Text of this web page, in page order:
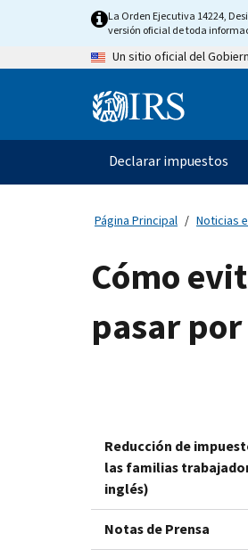
content
La Orden Ejecutiva 14224,
versión oficial de toda
Un sitio oficial del
Navegación
principal
Declarar impuestos
Página Principal Noticias
Cómo
pasar por
Reducción de
las familias
inglés)
Notas de Prensa